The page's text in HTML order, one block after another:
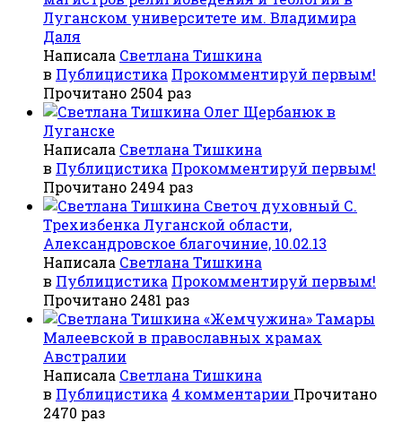
Луганском университете им. Владимира
Даля
Написала Светлана Тишкина
в Публицистика Прокомментируй первым!
Прочитано 2504 раз
Олег Щербанюк в
Луганске
Написала Светлана Тишкина
в Публицистика Прокомментируй первым!
Прочитано 2494 раз
Светоч духовный С.
Трехизбенка Луганской области,
Александровское благочиние, 10.02.13
Написала Светлана Тишкина
в Публицистика Прокомментируй первым!
Прочитано 2481 раз
«Жемчужина» Тамары
Малеевской в православных храмах
Австралии
Написала Светлана Тишкина
в Публицистика 4 комментарии Прочитано
2470 раз